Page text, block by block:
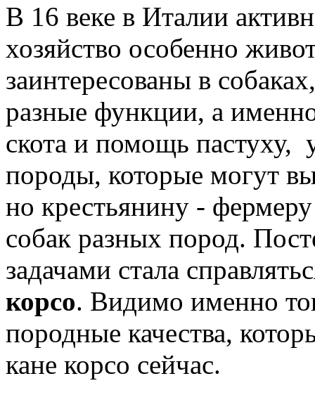
В 16 веке в Италии
хозяйство особенно
заинтересованы в
разные функции, а
скота и помощь пастуху,
породы, которые могут
но крестьянину -
собак разных пород.
задачами стала
корсо. Видимо именно
породные качества,
кане корсо сейчас.